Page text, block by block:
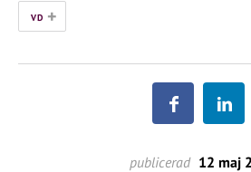
VD +
publicerad 12 maj